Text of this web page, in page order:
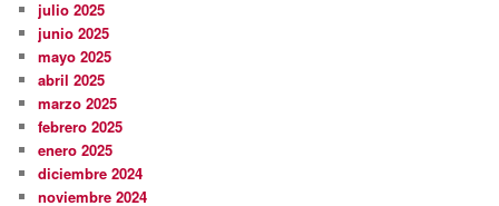
julio 2025
junio 2025
mayo 2025
abril 2025
marzo 2025
febrero 2025
enero 2025
diciembre 2024
noviembre 2024